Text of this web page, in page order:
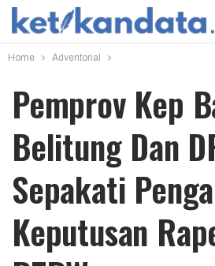
Home Adventorial
Pemprov Kep
Belitung Dan
Sepakati
Keputusan